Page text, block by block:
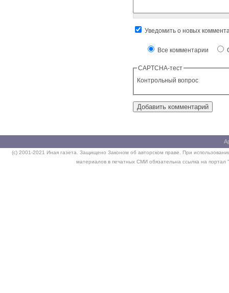
Уведомить о новых
Все комментарии
CAPTCHA-тест
Контрольный вопрос
(c) 2001-2021 Иная газета. Защищено Законом об авторском праве. При
материалов в печатных СМИ обязательна ссылка на